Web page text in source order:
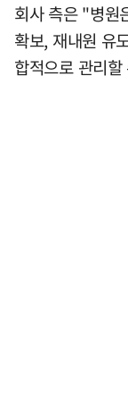
회사 측은 "병원
확보, 재내원 유
합적으로 관리